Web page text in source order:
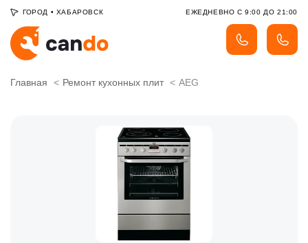
ГОРОД • ХАБАРОВСК ЕЖЕДНЕВНО С 9:00 ДО 21:00
Главная Ремонт кухонных плит AEG